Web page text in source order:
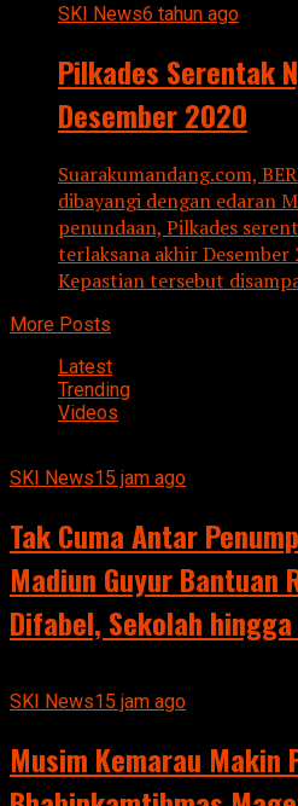
SKI News6 tahun ago
Pilkades Serentak
Desember 2020
Suarakumandang.com,
dibayangi dengan edaran
penundaan, Pilkades
terlaksana akhir Desember
Kepastian tersebut
More Posts
Latest
Trending
Videos
SKI News15 jam ago
Tak Cuma Antar
Madiun Guyur Bantuan
Difabel, Sekolah
SKI News15 jam ago
Musim Kemarau Makin